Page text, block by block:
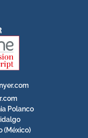
Polanco
(México)